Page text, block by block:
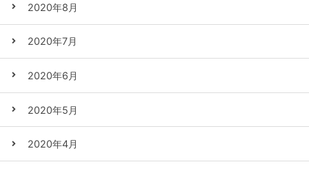
2020年8月
2020年7月
2020年6月
2020年5月
2020年4月